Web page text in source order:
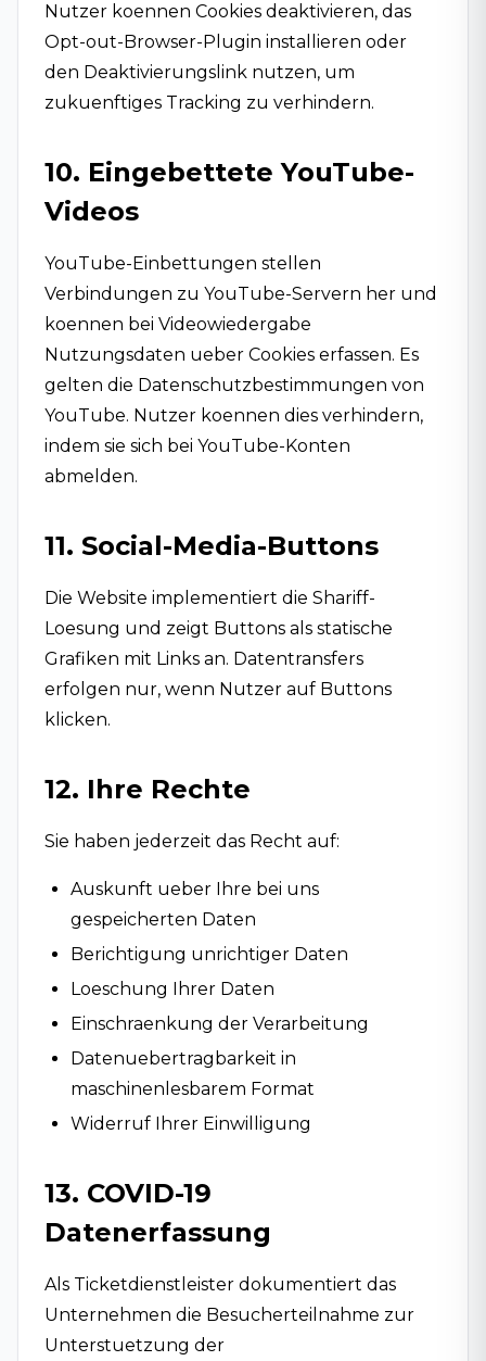
Nutzer koennen Cookies deaktivieren, das
Opt-out-Browser-Plugin installieren oder
den Deaktivierungslink nutzen, um
zukuenftiges Tracking zu verhindern.
10. Eingebettete YouTube-
Videos
YouTube-Einbettungen stellen
Verbindungen zu YouTube-Servern her und
koennen bei Videowiedergabe
Nutzungsdaten ueber Cookies erfassen. Es
gelten die Datenschutzbestimmungen von
YouTube. Nutzer koennen dies verhindern,
indem sie sich bei YouTube-Konten
abmelden.
11. Social-Media-Buttons
Die Website implementiert die Shariff-
Loesung und zeigt Buttons als statische
Grafiken mit Links an. Datentransfers
erfolgen nur, wenn Nutzer auf Buttons
klicken.
12. Ihre Rechte
Sie haben jederzeit das Recht auf:
Auskunft ueber Ihre bei uns
gespeicherten Daten
Berichtigung unrichtiger Daten
Loeschung Ihrer Daten
Einschraenkung der Verarbeitung
Datenuebertragbarkeit in
maschinenlesbarem Format
Widerruf Ihrer Einwilligung
13. COVID-19
Datenerfassung
Als Ticketdienstleister dokumentiert das
Unternehmen die Besucherteilnahme zur
Unterstuetzung der